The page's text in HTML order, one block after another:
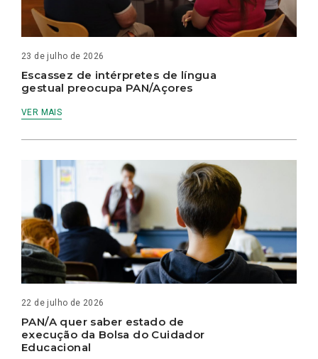
23 de julho de 2026
Escassez de intérpretes de língua
gestual preocupa PAN/Açores
VER MAIS
22 de julho de 2026
PAN/A quer saber estado de
execução da Bolsa do Cuidador
Educacional